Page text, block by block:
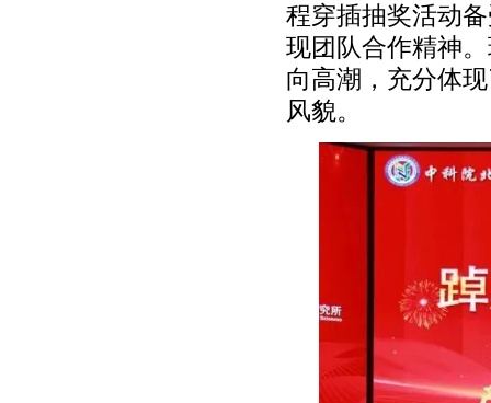
程穿插抽奖活动
现团队合作精神
向高潮，充分体
风貌。